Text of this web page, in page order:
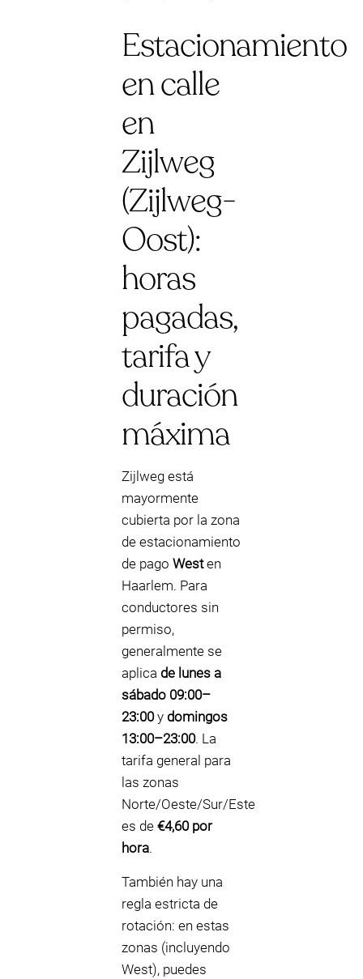
Estacionamiento
en calle
en
Zijlweg
(Zijlweg-
Oost):
horas
pagadas,
tarifa y
duración
máxima
Zijlweg está
mayormente
cubierta por la zona
de estacionamiento
de pago Westen
Haarlem. Para
conductores sin
permiso,
generalmente se
aplica de lunes a
sábado 09:00–
23:00y domingos
13:00–23:00. La
tarifa general para
las zonas
Norte/Oeste/Sur/Este
es de €4,60 por
hora.
También hay una
regla estricta de
rotación: en estas
zonas (incluyendo
West), puedes